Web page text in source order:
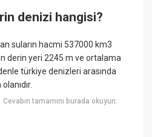
denizi hangisi?
suların hacmi 537000 km3
derin yeri 2245 m ve ortalama
türkiye denizleri arasında
Cevabın tamamını burada okuyun: